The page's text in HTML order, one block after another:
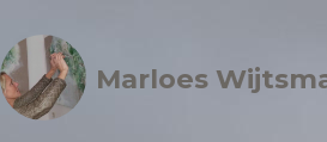
Marloes